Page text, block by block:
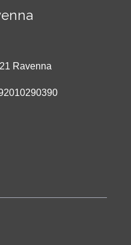
Ravenna